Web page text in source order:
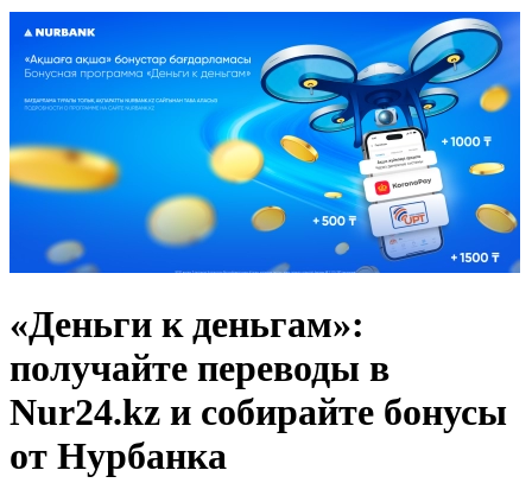
«Деньги к деньгам»:
получайте переводы в
Nur24.kz и собирайте бонусы
от Нурбанка